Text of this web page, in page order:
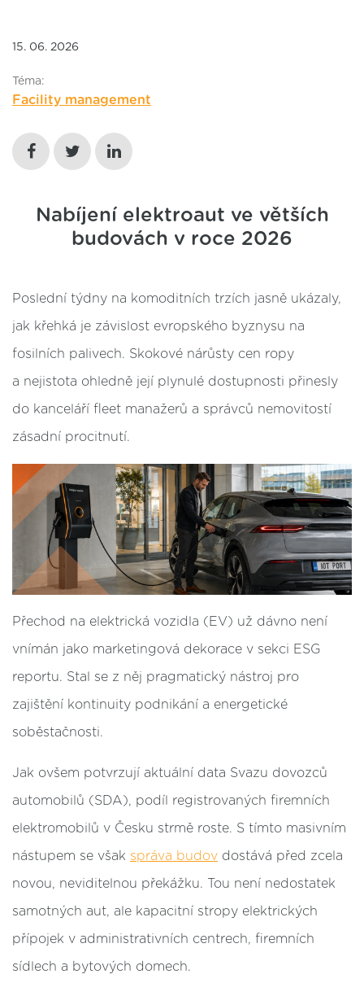
15. 06. 2026
Téma:
Facility management
Nabíjení elektroaut ve větších
budovách v roce 2026
Poslední týdny na komoditních trzích jasně ukázaly,
jak křehká je závislost evropského byznysu na
fosilních palivech. Skokové nárůsty cen ropy
a nejistota ohledně její plynulé dostupnosti přinesly
do kanceláří fleet manažerů a správců nemovitostí
zásadní procitnutí.
Přechod na elektrická vozidla (EV) už dávno není
vnímán jako marketingová dekorace v sekci ESG
reportu. Stal se z něj pragmatický nástroj pro
zajištění kontinuity podnikání a energetické
soběstačnosti.
Jak ovšem potvrzují aktuální data Svazu dovozců
automobilů (SDA), podíl registrovaných firemních
elektromobilů v Česku strmě roste. S tímto masivním
nástupem se však správa budov dostává před zcela
novou, neviditelnou překážku. Tou není nedostatek
samotných aut, ale kapacitní stropy elektrických
přípojek v administrativních centrech, firemních
sídlech a bytových domech.